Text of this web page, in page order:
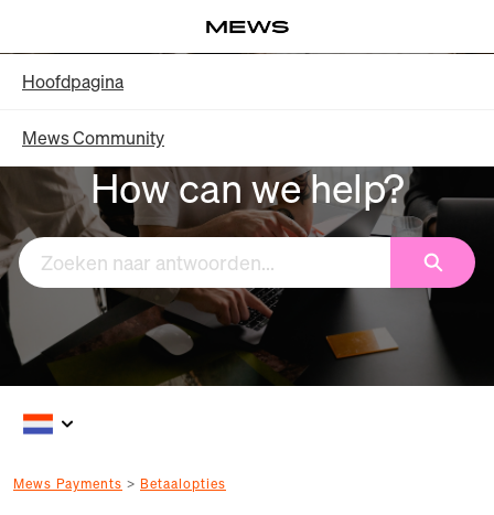
naar
hoofdinhoud
Hoofdpagina
Mews Community
How can we help?
Zoeken
Mews Payments Betaalopties